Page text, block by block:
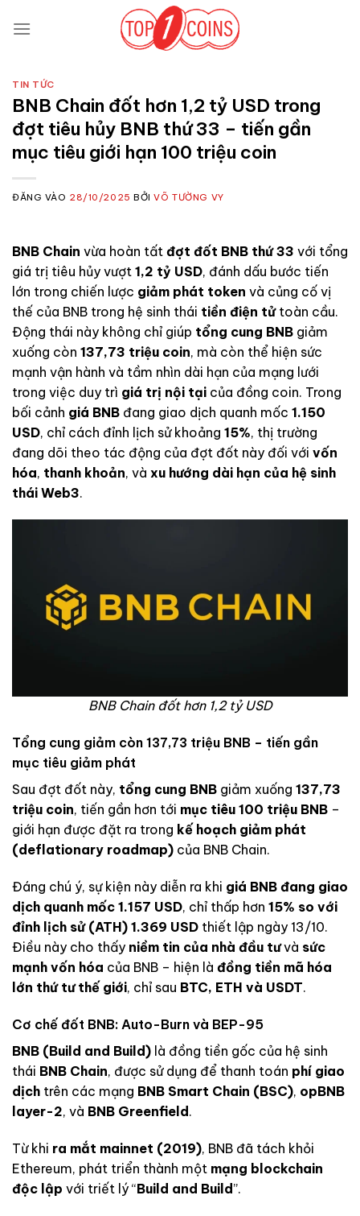
qua
TIN TỨC
BNB Chain đốt hơn 1,2 tỷ USD trong
đợt tiêu hủy BNB thứ 33 – tiến gần
mục tiêu giới hạn 100 triệu coin
ĐĂNG VÀO 28/10/2025 BỞIVÕ TƯỜNG VY
BNB Chain vừa hoàn tất đợt đốt BNB thứ 33 với tổng
giá trị tiêu hủy vượt 1,2 tỷ USD, đánh dấu bước tiến
lớn trong chiến lược giảm phát token và củng cố vị
thế của BNB trong hệ sinh thái tiền điện tửtoàn cầu.
Động thái này không chỉ giúp tổng cung BNB giảm
xuống còn 137,73 triệu coin, mà còn thể hiện sức
mạnh vận hành và tầm nhìn dài hạn của mạng lưới
trong việc duy trì giá trị nội tại của đồng coin. Trong
bối cảnh giá BNB đang giao dịch quanh mốc 1.150
USD, chỉ cách đỉnh lịch sử khoảng 15%, thị trường
đang dõi theo tác động của đợt đốt này đối với vốn
hóa, thanh khoản, và xu hướng dài hạn của hệ sinh
thái Web3.
BNB Chain đốt hơn 1,2 tỷ USD
Tổng cung giảm còn 137,73 triệu BNB – tiến gần
mục tiêu giảm phát
Sau đợt đốt này, tổng cung BNB giảm xuống 137,73
triệu coin, tiến gần hơn tới mục tiêu 100 triệu BNB –
giới hạn được đặt ra trong kế hoạch giảm phát
(deflationary roadmap) của BNB Chain.
Đáng chú ý, sự kiện này diễn ra khi giá BNB đang giao
dịch quanh mốc 1.157 USD, chỉ thấp hơn 15% so với
đỉnh lịch sử (ATH) 1.369 USD thiết lập ngày 13/10.
Điều này cho thấy niềm tin của nhà đầu tưvà sức
mạnh vốn hóa của BNB – hiện là đồng tiền mã hóa
lớn thứ tư thế giới, chỉ sau BTC, ETH và USDT.
Cơ chế đốt BNB: Auto-Burn và BEP-95
BNB (Build and Build) là đồng tiền gốc của hệ sinh
thái BNB Chain, được sử dụng để thanh toán phí giao
dịch trên các mạng BNB Smart Chain (BSC), opBNB
layer-2, và BNB Greenfield.
Từ khi ra mắt mainnet (2019), BNB đã tách khỏi
Ethereum, phát triển thành một mạng blockchain
độc lập với triết lý “Build and Build”.